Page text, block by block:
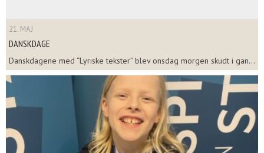
21. MAJ
DANSKDAGE
Danskdagene med “Lyriske tekster” blev onsdag morgen skudt i gan...